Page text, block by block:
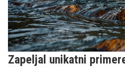
Zapeljal unikatni